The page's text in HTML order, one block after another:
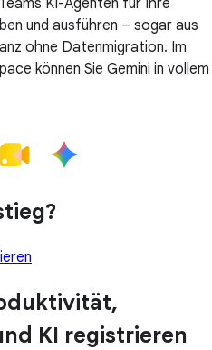
KI-Agenten für Ihre
und ausführen – sogar aus
ohne Datenmigration. Im
können Sie Gemini in vollem
KI registrieren